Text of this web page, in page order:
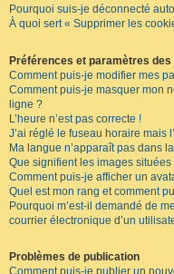
Pourquoi suis-je déconnecté
À quoi sert « Supprimer les
Préférences et paramètres
Comment puis-je modifier mes
Comment puis-je masquer mon
ligne ?
L’heure n’est pas correcte !
J’ai réglé le fuseau horaire mais
Ma langue n’apparaît pas dans
Que signifient les images
Comment puis-je afficher un
Quel est mon rang et comment
Pourquoi m’est-il demandé de
courrier électronique d’un
Problèmes de publication
Comment puis-je publier un